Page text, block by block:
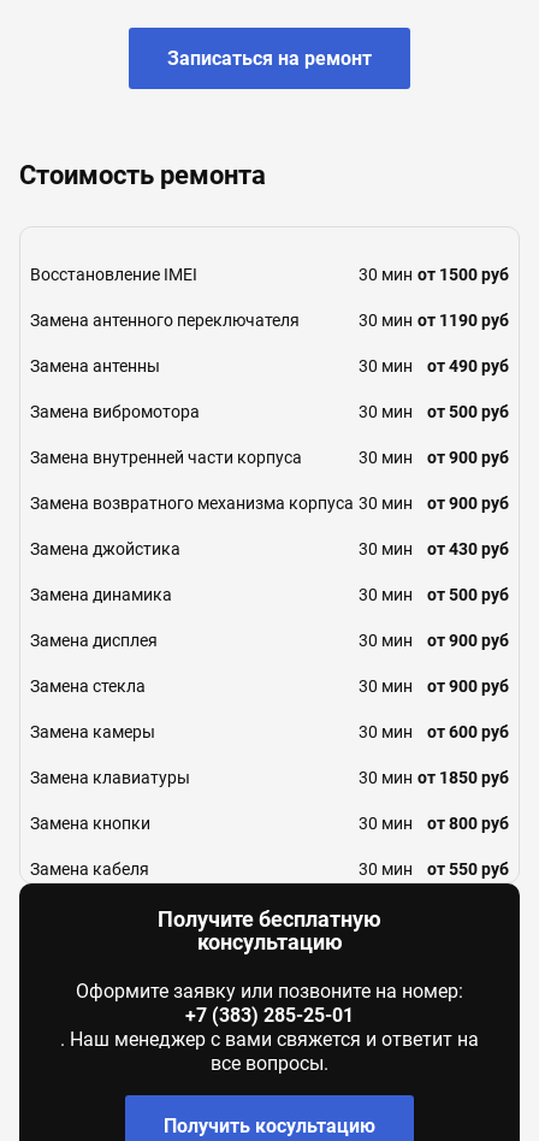
Записаться на ремонт
Стоимость ремонта
Восстановление IMEI 30 мин от 1500 руб
Замена антенного переключателя 30 мин от 1190 руб
Замена антенны 30 мин от 490 руб
Замена вибромотора 30 мин от 500 руб
Замена внутренней части корпуса 30 мин от 900 руб
Замена возвратного механизма корпуса 30 мин от 900 руб
Замена джойстика 30 мин от 430 руб
Замена динамика 30 мин от 500 руб
Замена дисплея 30 мин от 900 руб
Замена стекла 30 мин от 900 руб
Замена камеры 30 мин от 600 руб
Замена клавиатуры 30 мин от 1850 руб
Замена кнопки 30 мин от 800 руб
Замена кабеля 30 мин от 550 руб
Замена коннектора карты памяти 30 мин
Замена контактной группы АКБ
Замена контроллера Flash-карты от 600 руб
Замена контроллера зарядки 30 мин от 540 руб
Замена контроллера изображения 30 мин
Получите бесплатную
консультацию
Оформите заявку или позвоните на номер:
+7 (383) 285-25-01
. Наш менеджер с вами свяжется и ответит на
все вопросы.
Получить косультацию